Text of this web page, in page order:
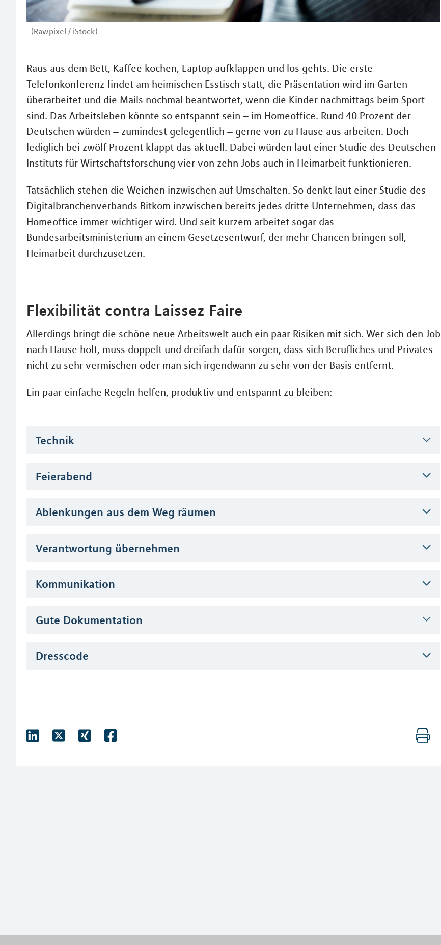
(Rawpixel / iStock)
Raus aus dem Bett, Kaffee kochen, Laptop aufklappen und los gehts. Die erste
Telefonkonferenz findet am heimischen Esstisch statt, die Präsentation wird im Garten
überarbeitet und die Mails nochmal beantwortet, wenn die Kinder nachmittags beim Sport
sind. Das Arbeitsleben könnte so entspannt sein – im Homeoffice. Rund 40 Prozent der
Deutschen würden – zumindest gelegentlich – gerne von zu Hause aus arbeiten. Doch
lediglich bei zwölf Prozent klappt das aktuell. Dabei würden laut einer Studie des Deutschen
Instituts für Wirtschaftsforschung vier von zehn Jobs auch in Heimarbeit funktionieren.
Tatsächlich stehen die Weichen inzwischen auf Umschalten. So denkt laut einer Studie des
Digitalbranchenverbands Bitkom inzwischen bereits jedes dritte Unternehmen, dass das
Homeoffice immer wichtiger wird. Und seit kurzem arbeitet sogar das
Bundesarbeitsministerium an einem Gesetzesentwurf, der mehr Chancen bringen soll,
Heimarbeit durchzusetzen.
Flexibilität contra Laissez Faire
Allerdings bringt die schöne neue Arbeitswelt auch ein paar Risiken mit sich. Wer sich den Job
nach Hause holt, muss doppelt und dreifach dafür sorgen, dass sich Berufliches und Privates
nicht zu sehr vermischen oder man sich irgendwann zu sehr von der Basis entfernt.
Ein paar einfache Regeln helfen, produktiv und entspannt zu bleiben:
Technik
Feierabend
Ablenkungen aus dem Weg räumen
Verantwortung übernehmen
Kommunikation
Gute Dokumentation
Dresscode